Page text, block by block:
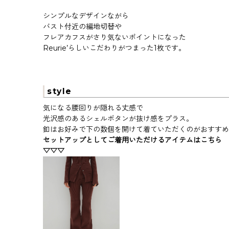
シンプルなデザインながら
バスト付近の編地切替や
フレアカフスがさり気ないポイントになった
Reurie’らしいこだわりがつまった1枚です。
style
気になる腰回りが隠れる丈感で
光沢感のあるシェルボタンが抜け感をプラス。
釦はお好みで下の数個を開けて着ていただくのがおすす
セットアップとしてご着用いただけるアイテムはこちら
▽▽▽